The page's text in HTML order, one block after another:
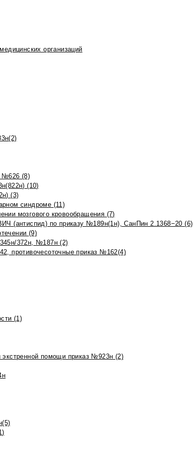
организаций
№626 (8)
(10)
(3)
синдроме (11)
мозгового кровообращения (7)
(антиспид) по приказу №189н(1н), СанПин 2.1368−20 (6)
(9)
372н, №187н (2)
противочесоточные приказ №162(4)
(1)
экстренной помощи приказ №923н (2)